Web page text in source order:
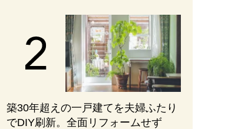
築30年超えの一戸建てを夫婦ふたり
でDIY刷新。全面リフォームせず